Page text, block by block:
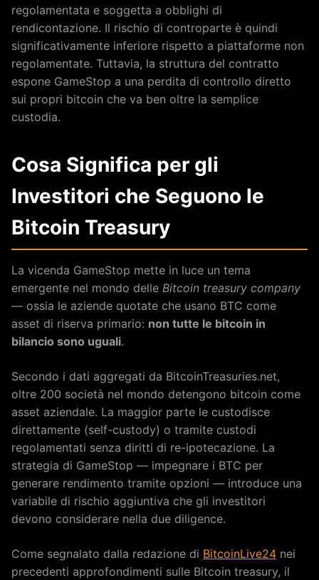
regolamentata e soggetta a obblighi di
rendicontazione. Il rischio di controparte è quindi
significativamente inferiore rispetto a piattaforme non
regolamentate. Tuttavia, la struttura del contratto
espone GameStop a una perdita di controllo diretto
sui propri bitcoin che va ben oltre la semplice
custodia.
Cosa Significa per gli
Investitori che Seguono le
Bitcoin Treasury
La vicenda GameStop mette in luce un tema
emergente nel mondo delle Bitcoin treasury company
— ossia le aziende quotate che usano BTC come
asset di riserva primario: non tutte le bitcoin in
bilancio sono uguali.
Secondo i dati aggregati da BitcoinTreasuries.net,
oltre 200 società nel mondo detengono bitcoin come
asset aziendale. La maggior parte le custodisce
direttamente (self-custody) o tramite custodi
regolamentati senza diritti di re-ipotecazione. La
strategia di GameStop — impegnare i BTC per
generare rendimento tramite opzioni — introduce una
variabile di rischio aggiuntiva che gli investitori
devono considerare nella due diligence.
Come segnalato dalla redazione di BitcoinLive24 nei
precedenti approfondimenti sulle Bitcoin treasury, il